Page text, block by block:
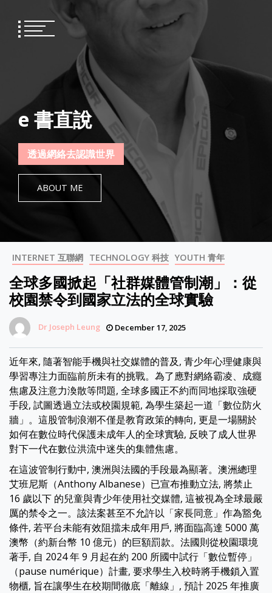
content
e 書直說
透過網絡去認識世界
ABOUT ME
INTERNET 互聯網 TECHNOLOGY 科技 YOUTH 青年
全球多國掀起「社群媒體管制潮」：從
校園禁令到國家立法的全球實驗
Dr Joseph Leung December 17, 2025
近年來, 隨著智能手機與社交媒體的普及, 青少年心理健康與
學習專注力面臨前所未有的挑戰。為了應對網絡霸凌、成癮
焦慮及注意力渙散等問題, 全球多國正不約而同地採取強硬
手段, 試圖透過立法或校園規範, 為學生築起一道「數位防火
牆」。這股管制浪潮不僅是教育政策的轉向, 更是一場關於
如何在數位時代保護未成年人的全球實驗, 反映了成人世界
對下一代在數位洪流中迷失的集體焦慮。
在這波管制行動中, 澳洲與法國的手段最為顯著。澳洲總理
艾班尼斯（Anthony Albanese）已宣布推動立法, 將禁止
16 歲以下 的兒童與青少年使用社交媒體, 這被視為全球最嚴
厲的禁令之一。該法案甚至不允許以「家長同意」作為豁免
條件, 若平台未能有效阻擋未成年用戶, 將面臨高達 5000 萬
澳幣（約新台幣 10 億元）的巨額罰款。法國則從校園環境
著手, 自 2024 年 9 月起在約 200 所國中試行「數位暫停」
（pause numérique）計畫, 要求學生入校時將手機鎖入置
物櫃, 旨在讓學生在校期間徹底「離線」, 預計 2025 年推廣